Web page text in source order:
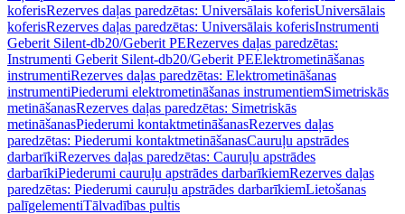
koferisRezerves daļas paredzētas: Universālais koferisUniversālais
koferisRezerves daļas paredzētas: Universālais koferisInstrumenti
Geberit Silent-db20/Geberit PERezerves daļas paredzētas:
Instrumenti Geberit Silent-db20/Geberit PEElektrometināšanas
instrumentiRezerves daļas paredzētas: Elektrometināšanas
instrumentiPiederumi elektrometināšanas instrumentiemSimetriskās
metināšanasRezerves daļas paredzētas: Simetriskās
metināšanasPiederumi kontaktmetināšanasRezerves daļas
paredzētas: Piederumi kontaktmetināšanasCauruļu apstrādes
darbarīkiRezerves daļas paredzētas: Cauruļu apstrādes
darbarīkiPiederumi cauruļu apstrādes darbarīkiemRezerves daļas
paredzētas: Piederumi cauruļu apstrādes darbarīkiemLietošanas
palīgelementiTālvadības pultis